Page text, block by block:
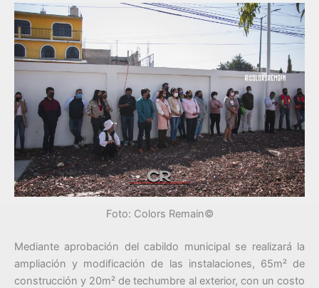
Foto: Colors Remain©
Mediante aprobación del cabildo municipal se realizará la
ampliación y modificación de las instalaciones, 65m² de
construcción y 20m² de techumbre al exterior, con un costo